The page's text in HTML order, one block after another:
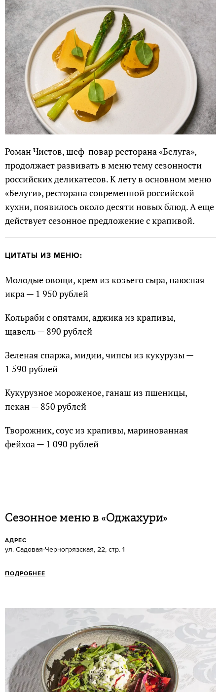
Роман Чистов, шеф-повар ресторана «Белуга»,
продолжает развивать в меню тему сезонности
российских деликатесов. К лету в основном меню
«Белуги», ресторана современной российской
кухни, появилось около десяти новых блюд. А еще
действует сезонное предложение с крапивой.
ЦИТАТЫ ИЗ МЕНЮ:
Молодые овощи, крем из козьего сыра, паюсная
икра — 1 950 рублей
Кольраби с опятами, аджика из крапивы,
щавель — 890 рублей
Зеленая спаржа, мидии, чипсы из кукурузы —
1 590 рублей
Кукурузное мороженое, ганаш из пшеницы,
пекан — 850 рублей
Творожник, соус из крапивы, маринованная
фейхоа — 1 090 рублей
Сезонное меню в «Оджахури»
АДРЕС
ул. Садовая-Черногрязская, 22, стр. 1
ПОДРОБНЕЕ